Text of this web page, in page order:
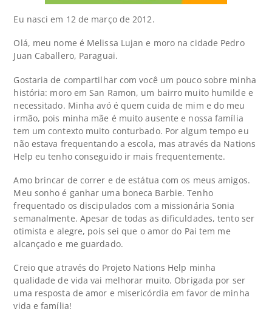
Eu nasci em 12 de março de 2012.
Olá, meu nome é Melissa Lujan e moro na cidade Pedro
Juan Caballero, Paraguai.
Gostaria de compartilhar com você um pouco sobre minha
história: moro em San Ramon, um bairro muito humilde e
necessitado. Minha avó é quem cuida de mim e do meu
irmão, pois minha mãe é muito ausente e nossa família
tem um contexto muito conturbado. Por algum tempo eu
não estava frequentando a escola, mas através da Nations
Help eu tenho conseguido ir mais frequentemente.
Amo brincar de correr e de estátua com os meus amigos.
Meu sonho é ganhar uma boneca Barbie. Tenho
frequentado os discipulados com a missionária Sonia
semanalmente. Apesar de todas as dificuldades, tento ser
otimista e alegre, pois sei que o amor do Pai tem me
alcançado e me guardado.
Creio que através do Projeto Nations Help minha
qualidade de vida vai melhorar muito. Obrigada por ser
uma resposta de amor e misericórdia em favor de minha
vida e família!